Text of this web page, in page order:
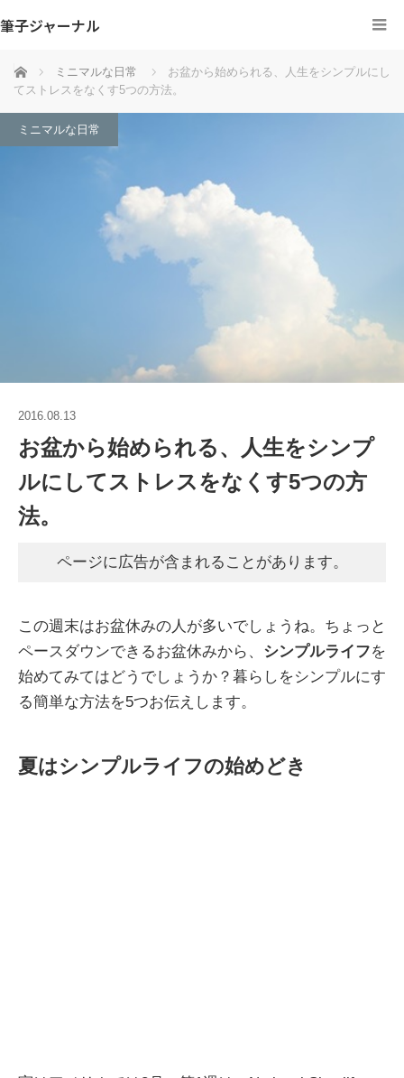
筆子ジャーナル
ホーム ミニマルな日常
お盆から始められる、人生をシンプルにし
てストレスをなくす5つの方法。
ミニマルな日常
2016.08.13
お盆から始められる、人生をシンプ
ルにしてストレスをなくす5つの方
法。
ページに広告が含まれることがあります。
この週末はお盆休みの人が多いでしょうね。ちょっと
ペースダウンできるお盆休みから、 シンプルライフを
始めてみてはどうでしょうか？暮らしをシンプルにす
る簡単な方法を5つお伝えします。
夏はシンプルライフの始めどき